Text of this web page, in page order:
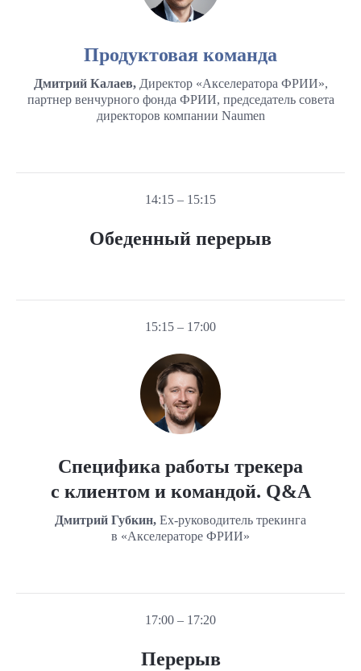
Продуктовая команда
Дмитрий Калаев,Директор «Акселератора ФРИИ»,
партнер венчурного фонда ФРИИ, председатель совета
директоров компании Naumen
14:15 – 15:15
Обеденный перерыв
15:15 – 17:00
Специфика работы трекера
с клиентом и командой. Q&A
Дмитрий Губкин, Ex-руководитель трекинга
в «Акселераторе ФРИИ»
17:00 – 17:20
Перерыв